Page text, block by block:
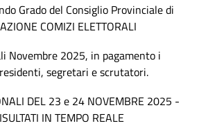
Grado del Consiglio Provinciale di
COMIZI ELETTORALI
Novembre 2025, in pagamento i
segretari e scrutatori.
DEL 23 e 24 NOVEMBRE 2025 -
IN TEMPO REALE